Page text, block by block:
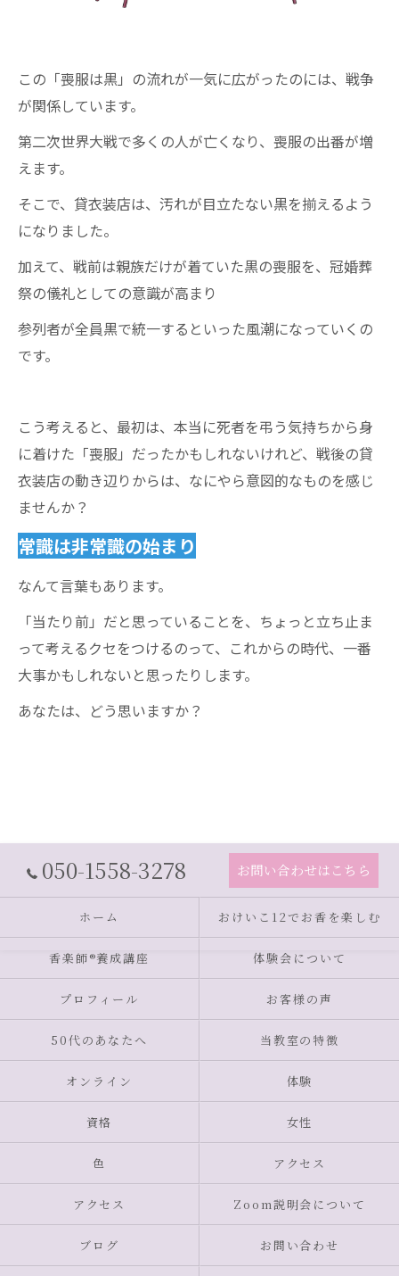
この「喪服は黒」の流れが一気に広がったのには、戦争
が関係しています。
第二次世界大戦で多くの人が亡くなり、喪服の出番が増
えます。
そこで、貸衣装店は、汚れが目立たない黒を揃えるよう
になりました。
加えて、戦前は親族だけが着ていた黒の喪服を、冠婚葬
祭の儀礼としての意識が高まり
参列者が全員黒で統一するといった風潮になっていくの
です。
こう考えると、最初は、本当に死者を弔う気持ちから身
に着けた「喪服」だったかもしれないけれど、戦後の貸
衣装店の動き辺りからは、なにやら意図的なものを感じ
ませんか？
常識は非常識の始まり
なんて言葉もあります。
「当たり前」だと思っていることを、ちょっと立ち止ま
って考えるクセをつけるのって、これからの時代、一番
大事かもしれないと思ったりします。
あなたは、どう思いますか？
050-1558-3278 お問い合わせはこちら
ホーム おけいこ12でお香を楽しむ
香楽師®養成講座 体験会について
プロフィール お客様の声
50代のあなたへ 当教室の特徴
オンライン 体験
資格 女性
色 アクセス
アクセス Zoom説明会について
ブログ お問い合わせ